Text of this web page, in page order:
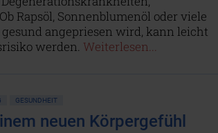
Rapsöl, Sonnenblumenöl oder viele
angepriesen wird, kann leicht
werden. Weiterlesen...
GESUNDHEIT
neuen Körpergefühl